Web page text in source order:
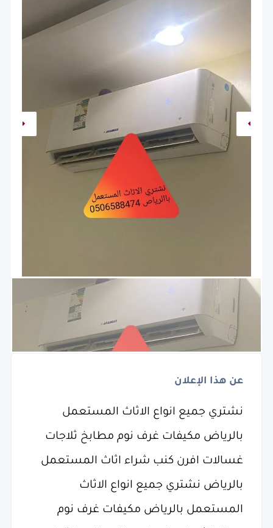
عن هذا الإعلان
نشتري جميع انواع الاثاث المستعمل
بالرياض مكيفات غرف نوم مطابخ ثلاجات
غسالات افرن كنب شراء اثاث المستعمل
بالرياض نشتري جميع انواع الاثاث
المستعمل بالرياض مكيفات غرف نوم